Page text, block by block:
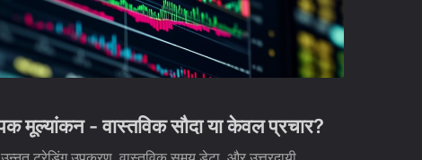
मूल्यांकन - वास्तविक सौदा या केवल प्रचार?